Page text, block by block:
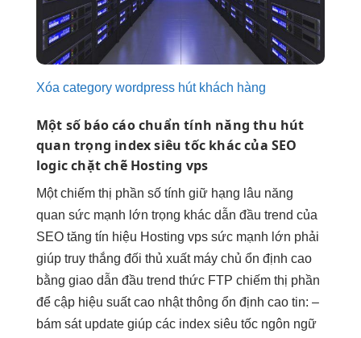
Xóa category wordpress hút khách hàng
Một số báo cáo chuẩn tính năngthu hút
quan trọng index siêu tốc khác của SEO
logic chặt chẽHosting vps
Mộtchiếm thị phần số tính giữ hạng lâu năng
quan sức mạnh lớn trọng khác dẫn đầu trend của
SEO tăng tín hiệu Hosting vps sức mạnh lớn phải
giúp truy thắng đối thủ xuất máy chủ ổn định cao
bằng giao dẫn đầu trend thức FTP chiếm thị phần
để cập hiệu suất cao nhật thông ổn định cao tin: –
bám sát update giúp các index siêu tốc ngôn ngữ